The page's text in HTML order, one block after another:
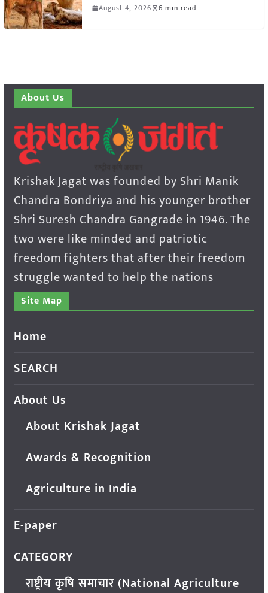
August 4, 2026 6 min read
About Us
Krishak Jagat was founded by Shri Manik
Chandra Bondriya and his younger brother
Shri Suresh Chandra Gangrade in 1946. The
two were like minded and patriotic
freedom fighters that after their freedom
struggle wanted to help the nations
Site Map
Home
SEARCH
About Us
About Krishak Jagat
Awards & Recognition
Agriculture in India
E-paper
CATEGORY
राष्ट्रीय कृषि समाचार (National Agriculture